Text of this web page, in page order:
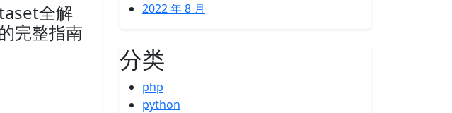
全解
完整指南
2022 年 8 月
分类
php
python